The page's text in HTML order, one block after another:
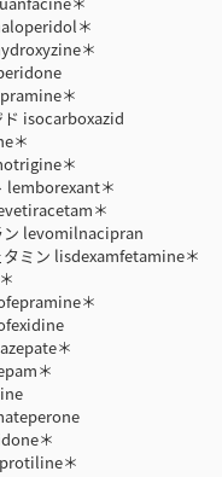
haloperidol＊
hydroxyzine＊
＊
ド isocarboxazid
＊
＊
lemborexant＊
levetiracetam＊
ン levomilnacipran
タミン lisdexamfetamine＊
＊
lofepramine＊
lofexidine
＊
＊
＊
＊